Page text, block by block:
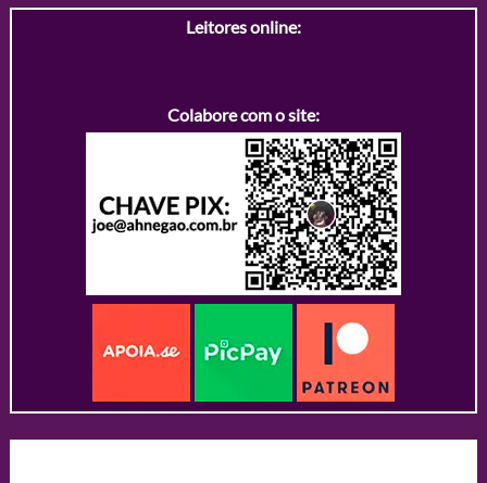
Leitores online:
Colabore com o site: